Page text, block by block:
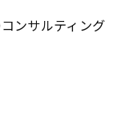
ンサルティング